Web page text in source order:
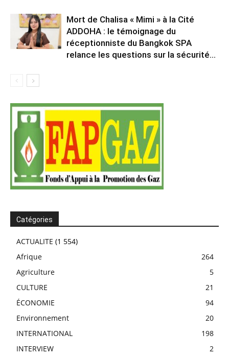
Mort de Chalisa « Mimi » à la Cité
ADDOHA : le témoignage du
réceptionniste du Bangkok SPA
relance les questions sur la sécurité...
Catégories
ACTUALITE (1 554)
Afrique
264
Agriculture
5
CULTURE
21
ÉCONOMIE
94
Environnement
20
INTERNATIONAL
198
INTERVIEW
2